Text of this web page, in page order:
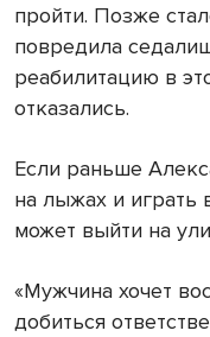
пройти. Позже
повредила
реабилитацию в
отказались.
Если раньше
на лыжах и играть
может выйти на
«Мужчина хочет
добиться